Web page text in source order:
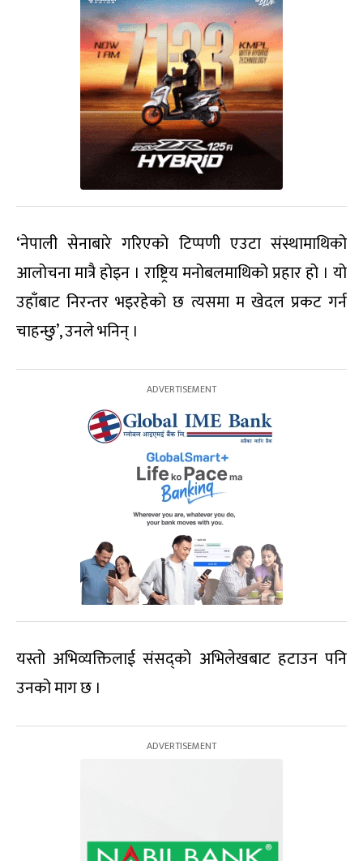
‘नेपाली सेनाबारे गरिएको टिप्पणी एउटा संस्थामाथिको
आलोचना मात्रै होइन । राष्ट्रिय मनोबलमाथिको प्रहार हो । यो
उहाँबाट निरन्तर भइरहेको छ त्यसमा म खेदल प्रकट गर्न
चाहन्छु’, उनले भनिन् ।
यस्तो अभिव्यक्तिलाई संसद्को अभिलेखबाट हटाउन पनि
उनको माग छ ।